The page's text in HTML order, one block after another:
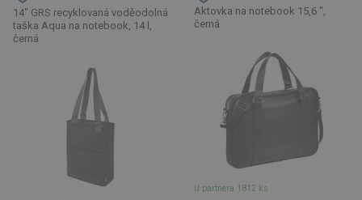
14" GRS recyklovaná voděodolná
taška Aqua na notebook, 14 l,
černá
Aktovka na notebook 15,6 ",
černá
U partnera 1812 ks